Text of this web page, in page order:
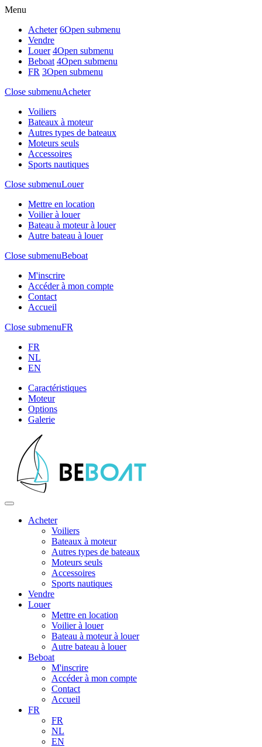
Menu
Acheter 6Open submenu
Vendre
Louer 4Open submenu
Beboat 4Open submenu
FR 3Open submenu
Close submenuAcheter
Voiliers
Bateaux à moteur
Autres types de bateaux
Moteurs seuls
Accessoires
Sports nautiques
Close submenuLouer
Mettre en location
Voilier à louer
Bateau à moteur à louer
Autre bateau à louer
Close submenuBeboat
M'inscrire
Accéder à mon compte
Contact
Accueil
Close submenuFR
FR
NL
EN
Caractéristiques
Moteur
Options
Galerie
Acheter
Voiliers
Bateaux à moteur
Autres types de bateaux
Moteurs seuls
Accessoires
Sports nautiques
Vendre
Louer
Mettre en location
Voilier à louer
Bateau à moteur à louer
Autre bateau à louer
Beboat
M'inscrire
Accéder à mon compte
Contact
Accueil
FR
FR
NL
EN